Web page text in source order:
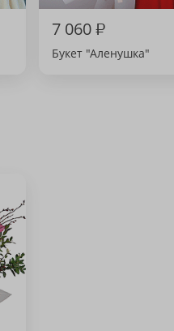
7 060₽
Букет "Аленушка"